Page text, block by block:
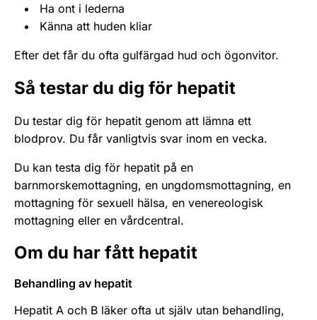
Ha ont i lederna
Känna att huden kliar
Efter det får du ofta gulfärgad hud och ögonvitor.
Så testar du dig för hepatit
Du testar dig för hepatit genom att lämna ett
blodprov. Du får vanligtvis svar inom en vecka.
Du kan testa dig för hepatit på en
barnmorskemottagning, en ungdomsmottagning, en
mottagning för sexuell hälsa, en venereologisk
mottagning eller en vårdcentral.
Om du har fått hepatit
Behandling av hepatit
Hepatit A och B läker ofta ut själv utan behandling,